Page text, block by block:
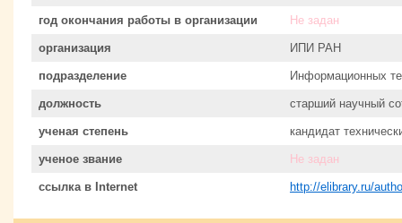
год окончания работы в организации Не задан
организация ИПИ РАН
подразделение Информационных
должность старший научный
ученая степень кандидат
ученое звание Не задан
ссылка в Internet http://elibrary.ru/